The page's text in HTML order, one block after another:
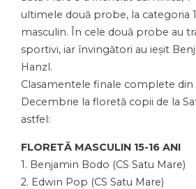
ultimele două probe, la categoria
masculin. În cele două probe au
sportivi, iar învingători au ieșit
Hanzl.
Clasamentele finale complete din
Decembrie la floretă copii de la
astfel:
FLORETĂ MASCULIN 15-16 ANI
1. Benjamin Bodo (CS Satu Mare)
2. Edwin Pop (CS Satu Mare)